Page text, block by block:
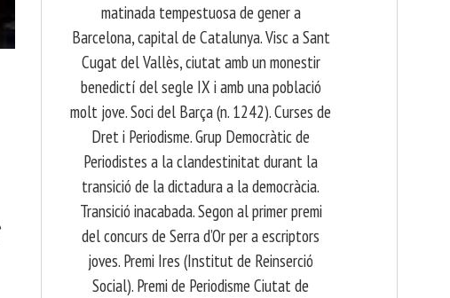
matinada tempestuosa de gener a
Barcelona, capital de Catalunya. Visc a Sant
Cugat del Vallès, ciutat amb un monestir
benedictí del segle IX i amb una població
molt jove. Soci del Barça (n. 1242). Curses de
Dret i Periodisme. Grup Democràtic de
Periodistes a la clandestinitat durant la
transició de la dictadura a la democràcia.
Transició inacabada. Segon al primer premi
del concurs de Serra d’Or per a escriptors
joves. Premi Ires (Institut de Reinserció
Social). Premi de Periodisme Ciutat de